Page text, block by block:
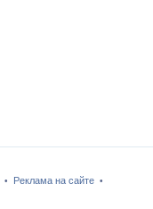
• Реклама на сайте •